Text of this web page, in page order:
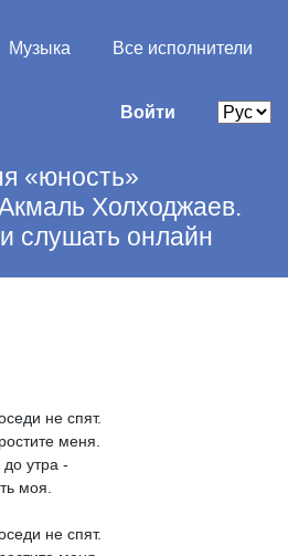
Музыка Все исполнители
Войти
«юность»
Холходжаев.
слушать онлайн
не спят.
меня.
до утра -
моя.
не спят.